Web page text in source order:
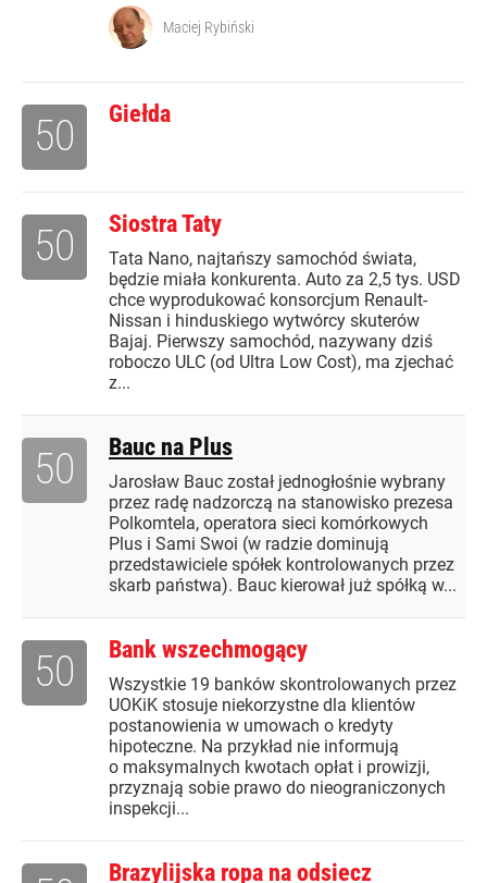
Maciej Rybiński
Giełda
50
Siostra Taty
Tata Nano, najtańszy samochód świata,
będzie miała konkurenta. Auto za 2,5 tys. USD
chce wyprodukować konsorcjum Renault-
Nissan i hinduskiego wytwórcy skuterów
Bajaj. Pierwszy samochód, nazywany dziś
roboczo ULC (od Ultra Low Cost), ma zjechać
z...
50
Bauc na Plus
Jarosław Bauc został jednogłośnie wybrany
przez radę nadzorczą na stanowisko prezesa
Polkomtela, operatora sieci komórkowych
Plus i Sami Swoi (w radzie dominują
przedstawiciele spółek kontrolowanych przez
skarb państwa). Bauc kierował już spółką w...
50
Bank wszechmogący
Wszystkie 19 banków skontrolowanych przez
UOKiK stosuje niekorzystne dla klientów
postanowienia w umowach o kredyty
hipoteczne. Na przykład nie informują
o maksymalnych kwotach opłat i prowizji,
przyznają sobie prawo do nieograniczonych
inspekcji...
50
Brazylijska ropa na odsiecz